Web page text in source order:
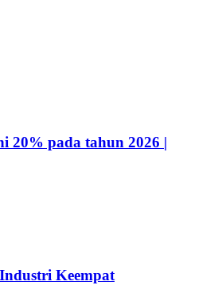
20% pada tahun 2026 |
Keempat